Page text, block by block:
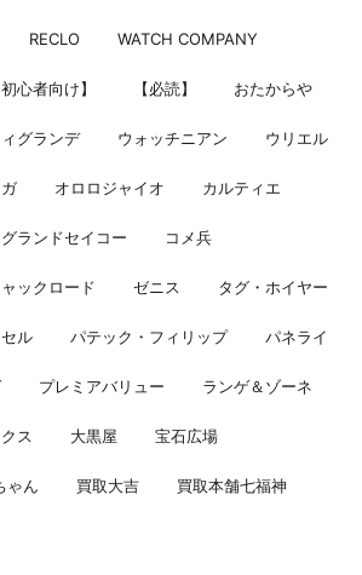
RECLO WATCH COMPANY
初心者向け】 【必読】 おたからや
グランデ ウォッチニアン ウリエル
オロロジャイオ カルティエ
グランドセイコー コメ兵
ックロード ゼニス タグ・ホイヤー
ル パテック・フィリップ パネライ
プレミアバリュー ランゲ＆ゾーネ
ス 大黒屋 宝石広場
ゃん 買取大吉 買取本舗七福神